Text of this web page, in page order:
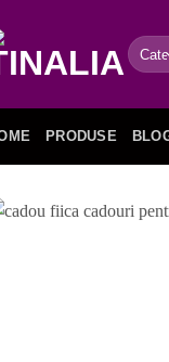
PRODUSE